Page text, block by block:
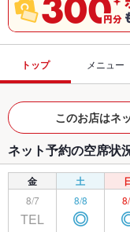
トップ メニュー
このお店はネ
ネット予約の空席状
金 土
8/7
TEL
8/8
◎